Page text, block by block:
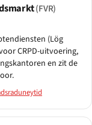
(FVR)
(Lög
CRPD-uitvoering,
en zit de